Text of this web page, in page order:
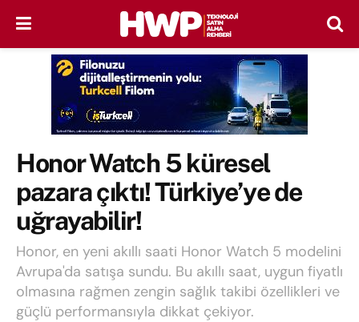
Honor Watch 5 küresel
pazara çıktı! Türkiye’ye de
uğrayabilir!
Honor, en yeni akıllı saati Honor Watch 5 modelini
Avrupa'da satışa sundu. Bu akıllı saat, uygun fiyatlı
olmasına rağmen zengin sağlık takibi özellikleri ve
güçlü performansıyla dikkat çekiyor.